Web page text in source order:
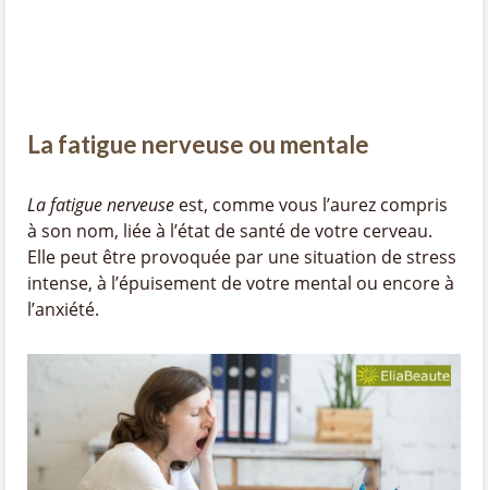
La fatigue nerveuse ou mentale
La fatigue nerveuse est, comme vous l’aurez compris
à son nom, liée à l’état de santé de votre cerveau.
Elle peut être provoquée par une situation de stress
intense, à l’épuisement de votre mental ou encore à
l’anxiété.